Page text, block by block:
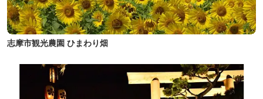
志摩市観光農園 ひまわり畑